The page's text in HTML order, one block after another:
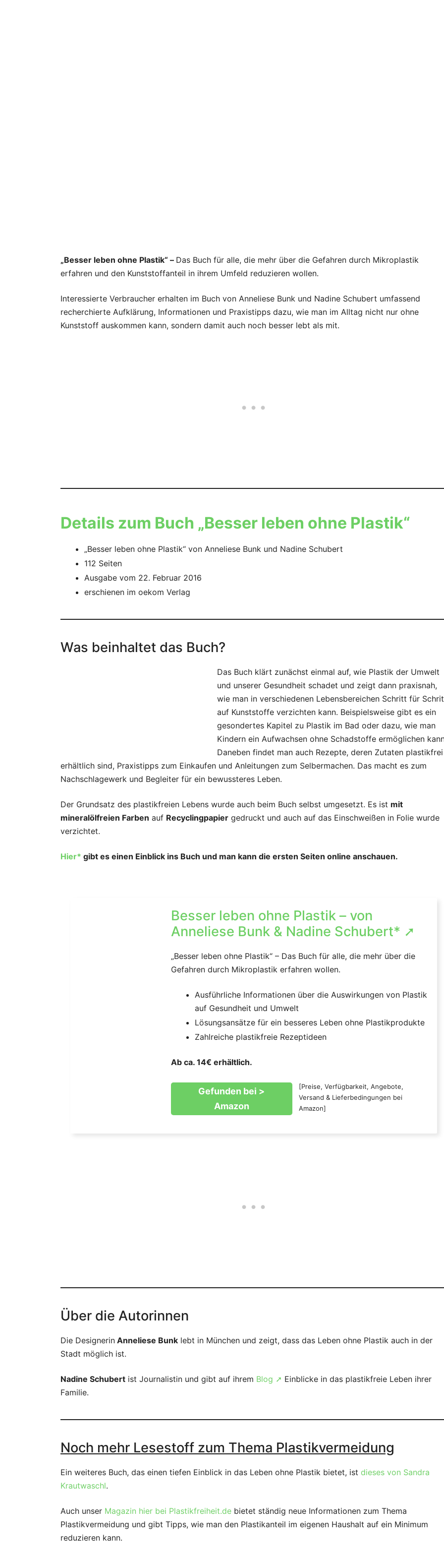
„Besser leben ohne Plastik“ – Das Buch für alle, die mehr über die Gefahren durch Mikroplastik
erfahren und den Kunststoffanteil in ihrem Umfeld reduzieren wollen.
Interessierte Verbraucher erhalten im Buch von Anneliese Bunk und Nadine Schubert umfassend
recherchierte Aufklärung, Informationen und Praxistipps dazu, wie man im Alltag nicht nur ohne
Kunststoff auskommen kann, sondern damit auch noch besser lebt als mit.
Details zum Buch „Besser leben ohne Plastik“
„Besser leben ohne Plastik“ von Anneliese Bunk und Nadine Schubert
112 Seiten
Ausgabe vom 22. Februar 2016
erschienen im oekom Verlag
Was beinhaltet das Buch?
Das Buch klärt zunächst einmal auf, wie Plastik der Umwelt
und unserer Gesundheit schadet und zeigt dann praxisnah,
wie man in verschiedenen Lebensbereichen Schritt für
auf Kunststoffe verzichten kann. Beispielsweise gibt es ein
gesondertes Kapitel zu Plastik im Bad oder dazu, wie man
Kindern ein Aufwachsen ohne Schadstoffe ermöglichen
Daneben findet man auch Rezepte, deren Zutaten plastikfrei
erhältlich sind, Praxistipps zum Einkaufen und Anleitungen zum Selbermachen. Das macht es zum
Nachschlagewerk und Begleiter für ein bewussteres Leben.
Der Grundsatz des plastikfreien Lebens wurde auch beim Buch selbst umgesetzt. Es ist mit
mineralölfreien Farben auf Recyclingpapier gedruckt und auch auf das Einschweißen in Folie wurde
verzichtet.
Hier* gibt es einen Einblick ins Buch und man kann die ersten Seiten online anschauen.
Besser leben ohne Plastik – von
Anneliese Bunk & Nadine Schubert* ➚
„Besser leben ohne Plastik“ – Das Buch für alle, die mehr über die
Gefahren durch Mikroplastik erfahren wollen.
Ausführliche Informationen über die Auswirkungen von Plastik
auf Gesundheit und Umwelt
Lösungsansätze für ein besseres Leben ohne Plastikprodukte
Zahlreiche plastikfreie Rezeptideen
Ab ca. 14€ erhältlich.
Gefunden bei >
Amazon
[Preise, Verfügbarkeit, Angebote,
Versand & Lieferbedingungen bei
Amazon]
Über die Autorinnen
Die Designerin Anneliese Bunk lebt in München und zeigt, dass das Leben ohne Plastik auch in der
Stadt möglich ist.
Nadine Schubert ist Journalistin und gibt auf ihrem Blog ➚ Einblicke in das plastikfreie Leben ihrer
Familie.
Noch mehr Lesestoff zum Thema Plastikvermeidung
Ein weiteres Buch, das einen tiefen Einblick in das Leben ohne Plastik bietet, ist dieses von Sandra
Krautwaschl.
Auch unser Magazin hier bei Plastikfreiheit.de bietet ständig neue Informationen zum Thema
Plastikvermeidung und gibt Tipps, wie man den Plastikanteil im eigenen Haushalt auf ein Minimum
reduzieren kann.